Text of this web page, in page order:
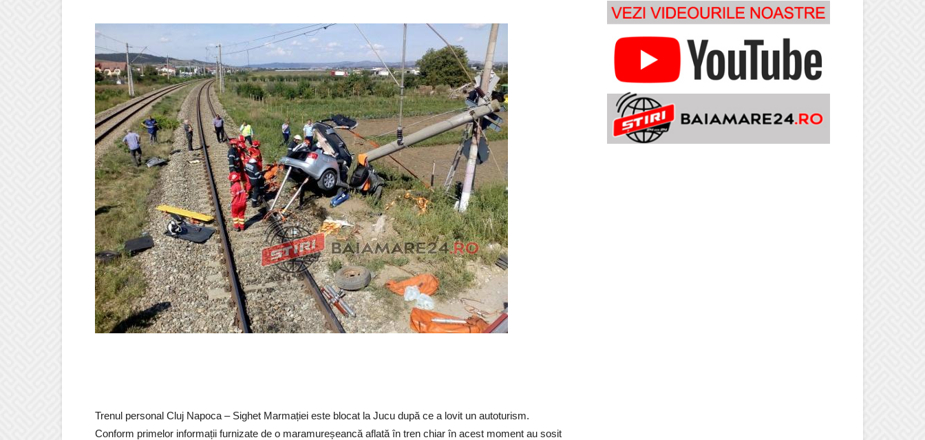
Trenul personal Cluj Napoca – Sighet Marmației este blocat la Jucu după ce a lovit un autoturism.
Conform primelor informații furnizate de o maramureșeancă aflată în tren chiar în acest moment au sosit